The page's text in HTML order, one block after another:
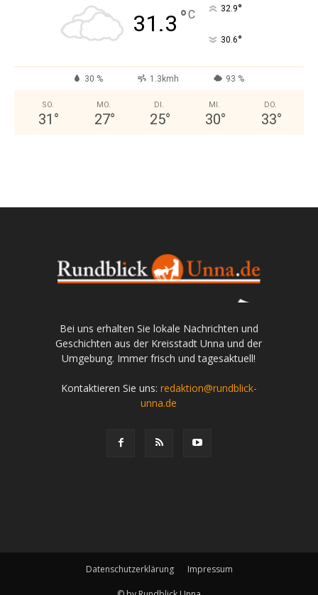
31.3 °C 32.9°
30.6°
30 % 1.3kmh 93 %
SO.
31 °
MO.
27°
DI.
25°
MI.
30°
DO.
33°
Bei uns erhalten Sie lokale Nachrichten und
Geschichten aus der Kreisstadt Unna und der
Umgebung. Immer frisch und tagesaktuell!
Kontaktieren Sie uns: redaktion@rundblick-
unna.de
Datenschutzerklärung Impressum